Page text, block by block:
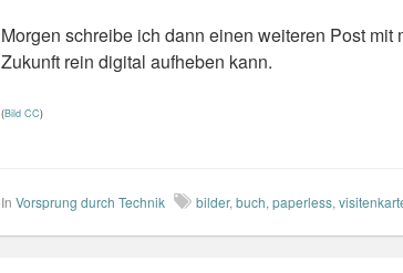
Morgen schreibe ich dann einen weiteren Post mit
Zukunft rein digital aufheben kann.
(Bild CC)
In Vorsprung durch Technik bilder, buch, paperless,